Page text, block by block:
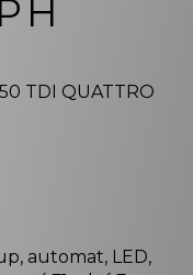
TDI QUATTRO
automat, LED,